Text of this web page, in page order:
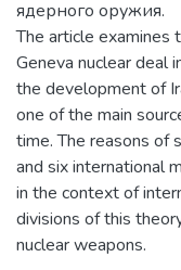
ядерного оружия.
The article examines
Geneva nuclear deal
the development of
one of the main
time. The reasons of
and six international
in the context of
divisions of this
nuclear weapons.